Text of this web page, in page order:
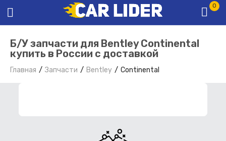
0
Б/У запчасти для Bentley Continental
купить в России с доставкой
Главная Запчасти Bentley Continental